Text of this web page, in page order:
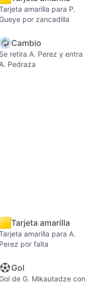
amarilla para P.
Gueye por zancadilla
Cambio
Se retira A. Perez y entra
A. Pedraza
Tarjeta amarilla
amarilla para A.
Perez por falta
Gol
Gol de G. Mikautadze con